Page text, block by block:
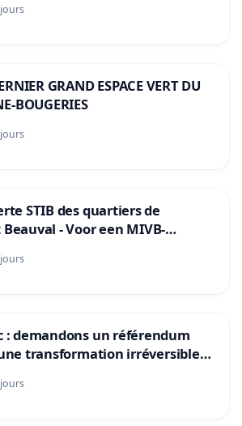
GRAND ESPACE VERT DU
BOUGERIES
STIB des quartiers de
- Voor een MIVB-
wijken Strombeek en Het
: demandons un référendum
transformation irréversible
»